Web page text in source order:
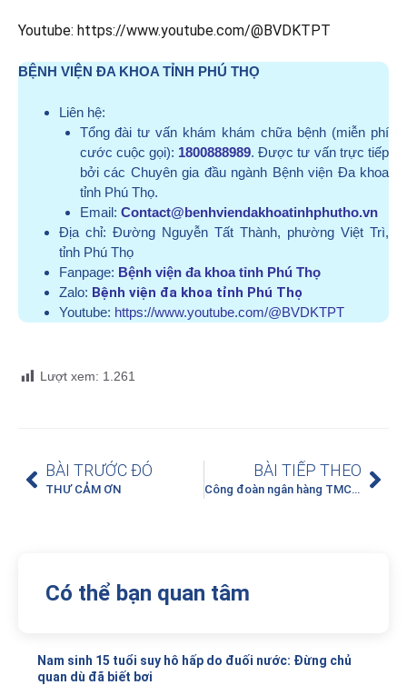
Youtube: https://www.youtube.com/@BVDKTPT
BỆNH VIỆN ĐA KHOA TỈNH PHÚ THỌ
Liên hệ:
Tổng đài tư vấn khám khám chữa bệnh (miễn phí
cước cuộc gọi): 1800888989. Được tư vấn trực tiếp
bởi các Chuyên gia đầu ngành Bệnh viện Đa khoa
tỉnh Phú Thọ.
Email: Contact@benhviendakhoatinhphutho.vn
Địa chỉ: Đường Nguyễn Tất Thành, phường Việt Trì,
tỉnh Phú Thọ
Fanpage: Bệnh viện đa khoa tỉnh Phú Thọ
Zalo: Bệnh viện đa khoa tỉnh Phú Thọ
Youtube: https://www.youtube.com/@BVDKTPT
Lượt xem: 1.261
BÀI TRƯỚC ĐÓ
THƯ CẢM ƠN
BÀI TIẾP THEO
Công đoàn ngân hàng TMCP Công thương Việt Nam – Chi nhánh Bắc Phú Thọ tặng quà cho người bệnh có hoàn cảnh khó khăn đang điều trị tại Trung tâm Huyết học – Truyền máu, Bệnh viện đa khoa tỉnh Phú Thọ
Có thể bạn quan tâm
Nam sinh 15 tuổi suy hô hấp do đuối nước: Đừng chủ
quan dù đã biết bơi